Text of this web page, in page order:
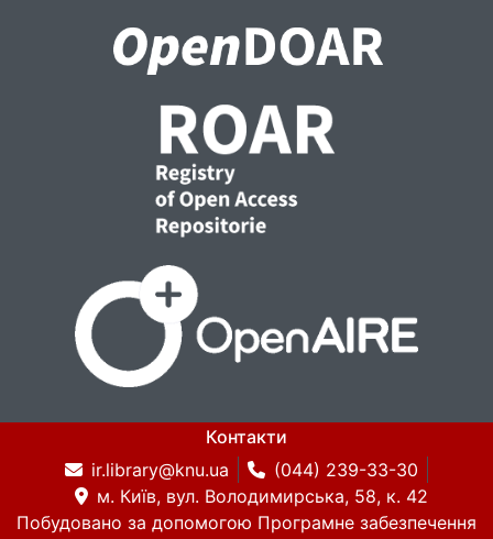
Контакти
ir.library@knu.ua
(044) 239-33-30
м. Київ, вул. Володимирська, 58, к. 42
Побудовано за допомогою Програмне забезпечення